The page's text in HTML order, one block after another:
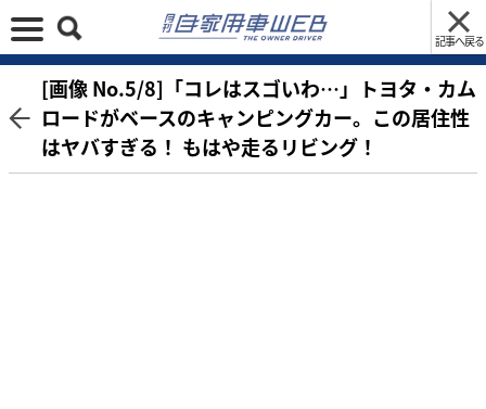
記事へ戻る
[画像 No.5/8]「コレはスゴいわ…」トヨタ・カム
ロードがベースのキャンピングカー。この居住性
はヤバすぎる！ もはや走るリビング！